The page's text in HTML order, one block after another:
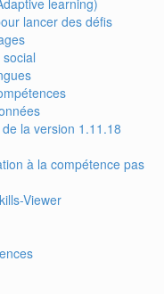
lancer des défis
la version 1.11.18
à la compétence pas
Viewer